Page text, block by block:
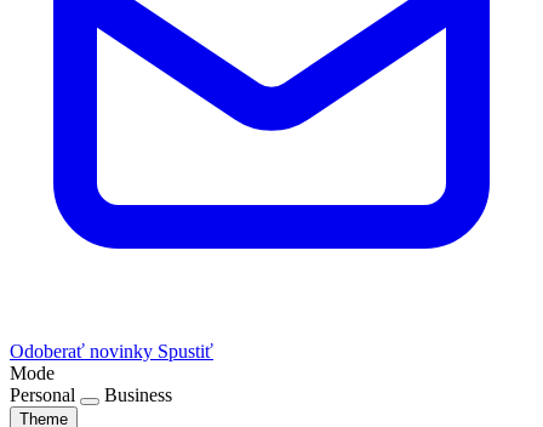
Odoberať novinky Spustiť
Mode
Personal
Business
Theme